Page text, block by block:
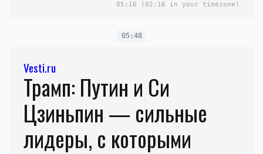
05:16 (02:16 in your timezone)
05:48
Vesti.ru
Трамп: Путин и Си
Цзиньпин — сильные
лидеры, с которыми